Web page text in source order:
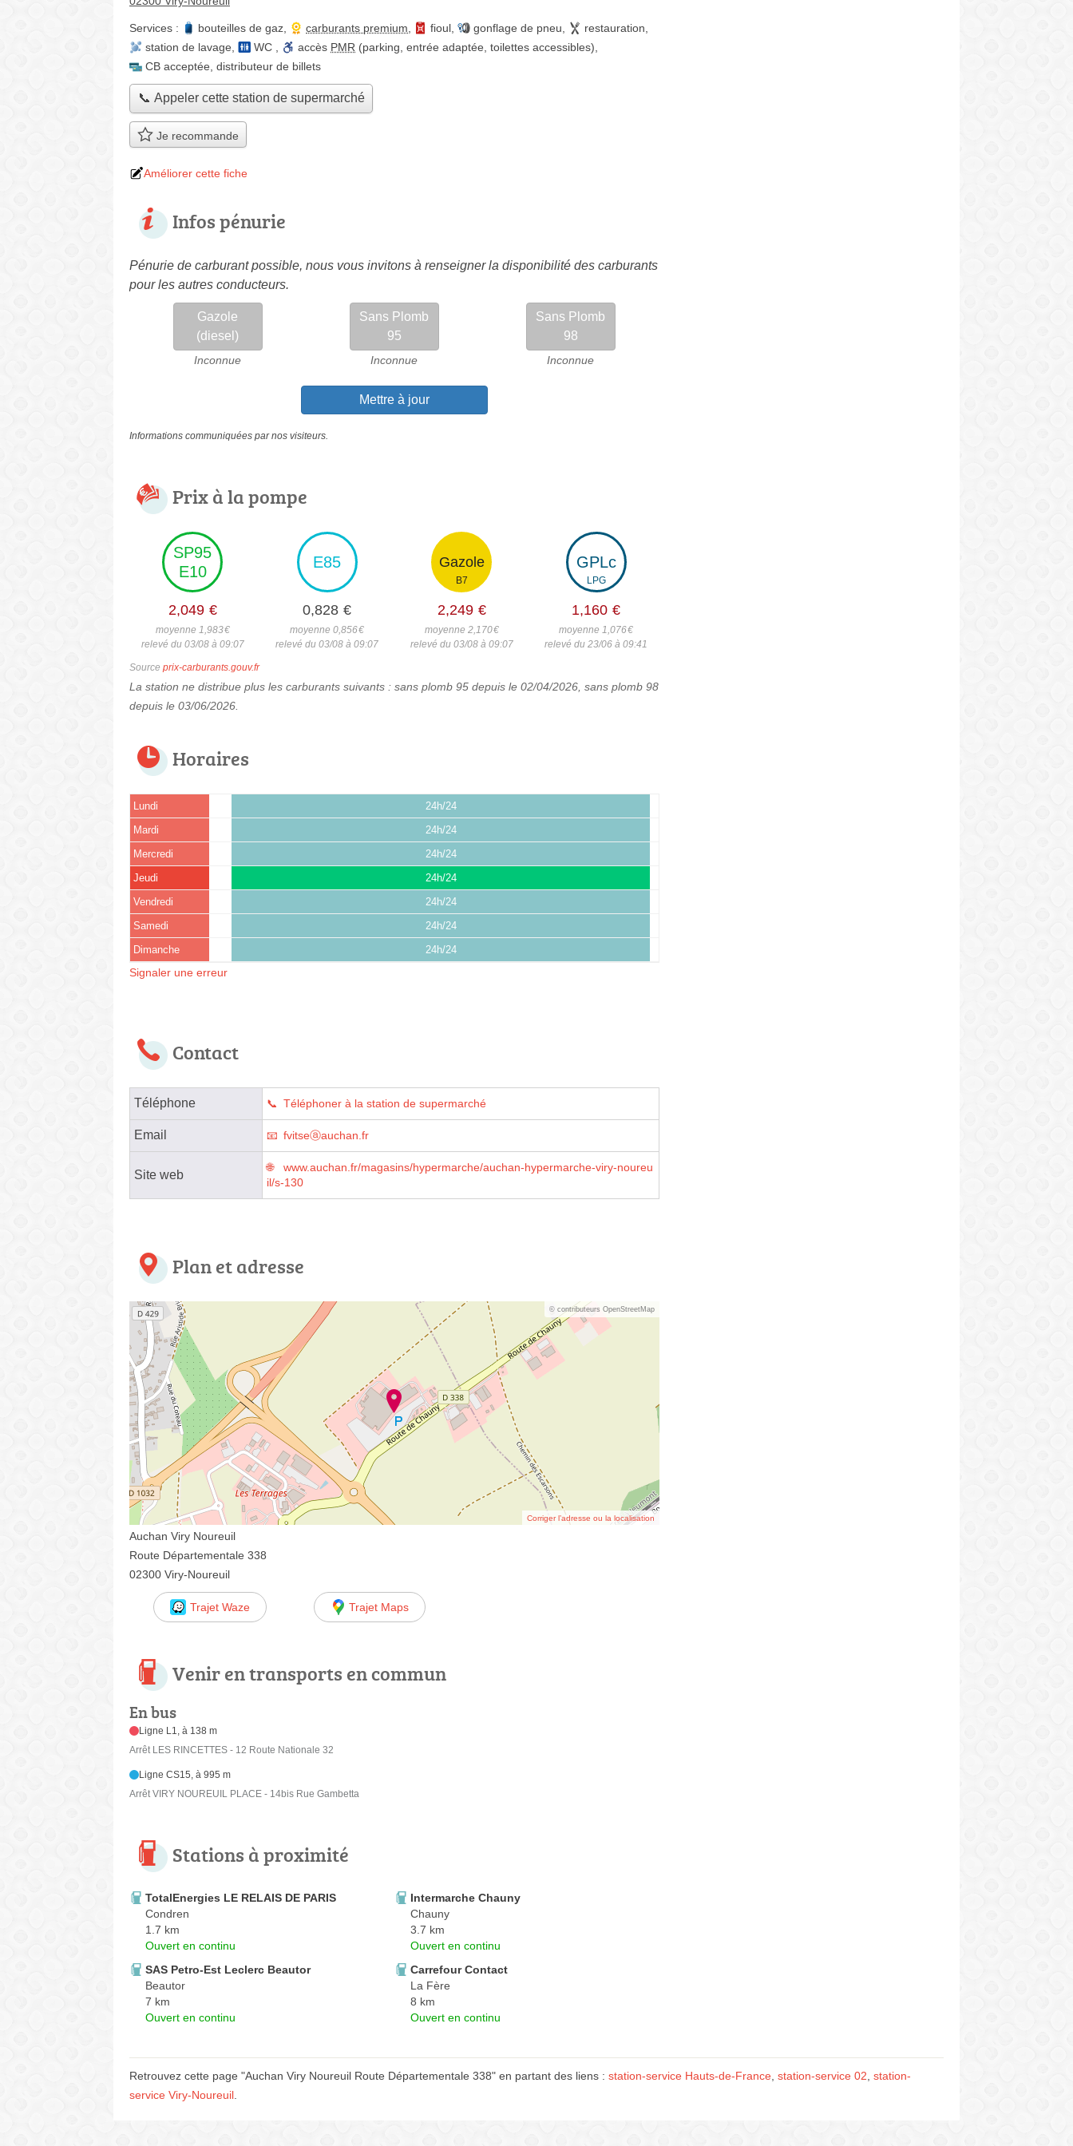
Services : bouteilles de gaz carburants premium fioul gonflage de pneu restauration
station de lavage
WC accès PMR (parking, entrée adaptée, toilettes accessibles)
CB acceptée distributeur de billets
📞 Appeler cette station de supermarché
Je recommande
Améliorer cette fiche
Infos pénurie
Pénurie de carburant possible, nous vous invitons à renseigner la disponibilité des carburants
pour les autres conducteurs.
Gazole
(diesel)
Inconnue
Sans Plomb
95
Inconnue
Sans Plomb
98
Inconnue
Mettre à jour
Informations communiquées par nos visiteurs.
Prix à la pompe
SP95
E10
2,049 €
moyenne 1,983€
relevé du 03/08 à 09:07
E85
0,828 €
moyenne 0,856€
relevé du 03/08 à 09:07
Gazole
B7
2,249 €
moyenne 2,170€
relevé du 03/08 à 09:07
GPLc
LPG
1,160 €
moyenne 1,076€
relevé du 23/06 à 09:41
Source prix-carburants.gouv.fr
La station ne distribue plus les carburants suivants : sans plomb 95 depuis le 02/04/2026, sans plomb 98
depuis le 03/06/2026.
Horaires
Lundi 24h/24
Mardi 24h/24
Mercredi 24h/24
Jeudi 24h/24
Vendredi 24h/24
Samedi 24h/24
Dimanche 24h/24
Signaler une erreur
Contact
Téléphone Téléphoner à la station de supermarché
Email fvitseⓐauchan.fr
Site web
www.auchan.fr/magasins/hypermarche/auchan-hypermarche-viry-noureu
il/s-130
Plan et adresse
© contributeurs OpenStreetMap
Corriger l’adresse ou la localisation
Auchan Viry Noureuil
Route Départementale 338
02300 Viry-Noureuil
Trajet Waze Trajet Maps
Venir en transports en commun
En bus
Ligne L1, à 138 m
Arrêt LES RINCETTES - 12 Route Nationale 32
Ligne CS15, à 995 m
Arrêt VIRY NOUREUIL PLACE - 14bis Rue Gambetta
Stations à proximité
TotalEnergies LE RELAIS DE PARIS
Condren
1.7 km
Ouvert en continu
Intermarche Chauny
Chauny
3.7 km
Ouvert en continu
SAS Petro-Est Leclerc Beautor
Beautor
7 km
Ouvert en continu
Carrefour Contact
La Fère
8 km
Ouvert en continu
Retrouvez cette page "Auchan Viry Noureuil Route Départementale 338" en partant des liens : station-service Hauts-de-France, station-service 02, station-
service Viry-Noureuil.